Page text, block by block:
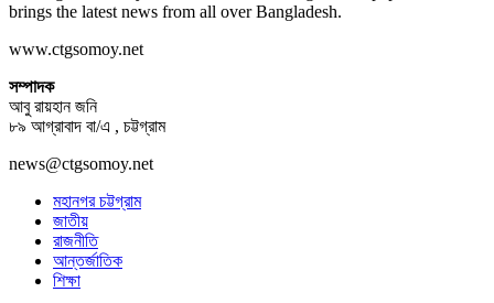
brings the latest news from all over Bangladesh.
www.ctgsomoy.net
সম্পাদক
আবু রায়হান জনি
৮৯ আগ্রাবাদ বা/এ , চট্টগ্রাম
news@ctgsomoy.net
মহানগর চট্টগ্রাম
জাতীয়
রাজনীতি
আন্তর্জাতিক
শিক্ষা